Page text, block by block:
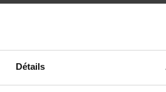
Détails